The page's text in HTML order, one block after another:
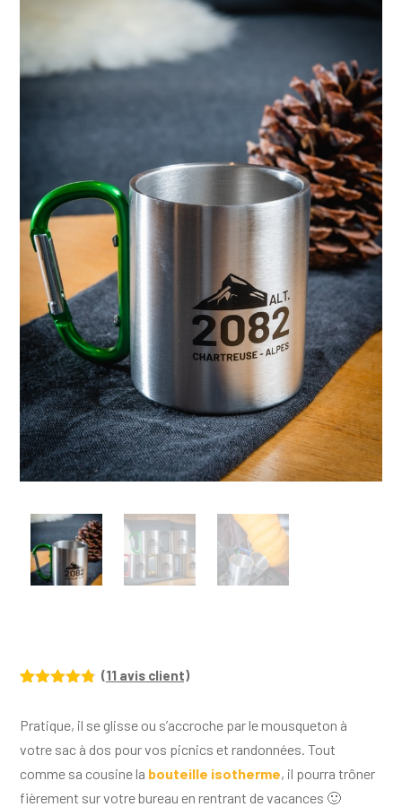
basé sur
client
(11 avis client)
Pratique, il se glisse ou s’accroche par le mousqueton à
votre sac à dos pour vos picnics et randonnées. Tout
comme sa cousine la bouteille isotherme, il pourra trôner
fièrement sur votre bureau en rentrant de vacances 🙂